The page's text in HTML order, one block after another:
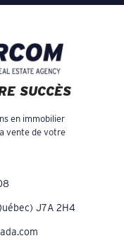
SUCCÈS
en immobilier
vente de votre
J7A 2H4